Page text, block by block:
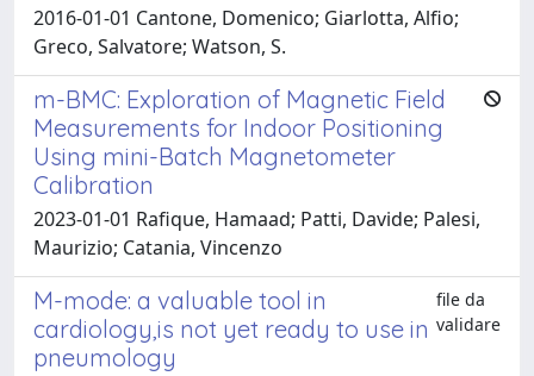
2016-01-01 Cantone, Domenico; Giarlotta, Alfio;
Greco, Salvatore; Watson, S.
m-BMC: Exploration of Magnetic Field
Measurements for Indoor Positioning
Using mini-Batch Magnetometer
Calibration
2023-01-01 Rafique, Hamaad; Patti, Davide; Palesi,
Maurizio; Catania, Vincenzo
M-mode: a valuable tool in
cardiology,is not yet ready to use in
pneumology
file da
validare